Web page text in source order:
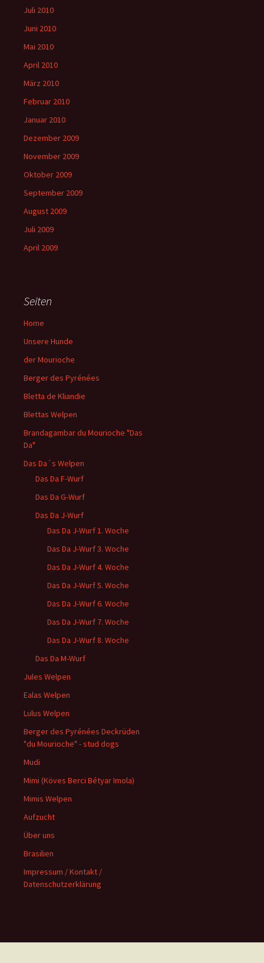
Juli 2010
Juni 2010
Mai 2010
April 2010
März 2010
Februar 2010
Januar 2010
Dezember 2009
November 2009
Oktober 2009
September 2009
August 2009
Juli 2009
April 2009
Seiten
Home
Unsere Hunde
der Mourioche
Berger des Pyrénées
Bletta de Kliandie
Blettas Welpen
Brandagambar du Mourioche "Das
Da"
Das Da´s Welpen
Das Da F-Wurf
Das Da G-Wurf
Das Da J-Wurf
Das Da J-Wurf 1. Woche
Das Da J-Wurf 3. Woche
Das Da J-Wurf 4. Woche
Das Da J-Wurf 5. Woche
Das Da J-Wurf 6. Woche
Das Da J-Wurf 7. Woche
Das Da J-Wurf 8. Woche
Das Da M-Wurf
Jules Welpen
Ealas Welpen
Lulus Welpen
Berger des Pyrénées Deckrüden
"du Mourioche" - stud dogs
Mudi
Mimi (Köves Berci Bétyar Imola)
Mimis Welpen
Aufzucht
Über uns
Brasilien
Impressum / Kontakt /
Datenschutzerklärung